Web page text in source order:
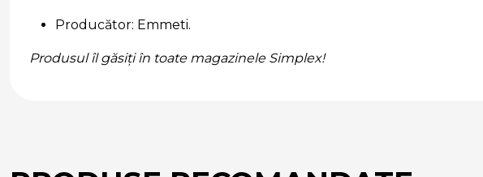
Producător: Emmeti.
Produsul îl găsiți în toate magazinele Simplex!